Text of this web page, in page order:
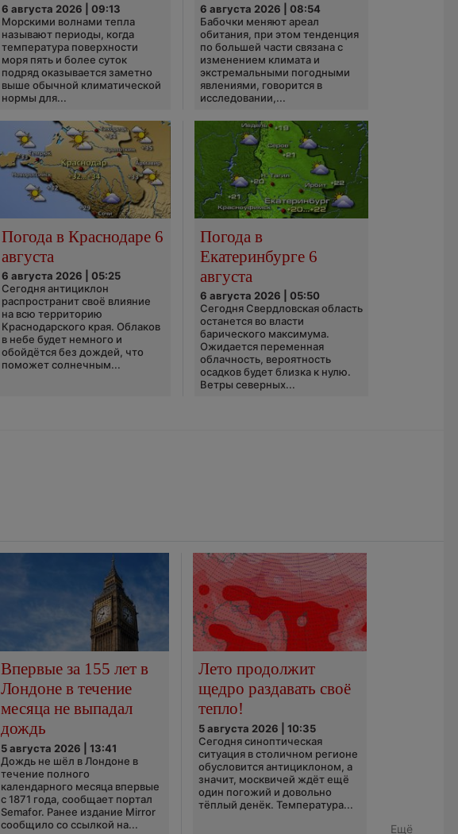
6 августа 2026 | 09:13
Морскими волнами тепла
называют периоды, когда
температура поверхности
моря пять и более суток
подряд оказывается заметно
выше обычной климатической
нормы для...
6 августа 2026 | 08:54
Бабочки меняют ареал
обитания, при этом тенденция
по большей части связана с
изменением климата и
экстремальными погодными
явлениями, говорится в
исследовании,...
Погода в Краснодаре 6
августа
6 августа 2026 | 05:25
Сегодня антициклон
распространит своё влияние
на всю территорию
Краснодарского края. Облаков
в небе будет немного и
обойдётся без дождей, что
поможет солнечным...
Погода в
Екатеринбурге 6
августа
6 августа 2026 | 05:50
Сегодня Свердловская область
останется во власти
барического максимума.
Ожидается переменная
облачность, вероятность
осадков будет близка к нулю.
Ветры северных...
Впервые за 155 лет в
Лондоне в течение
месяца не выпадал
дождь
5 августа 2026 | 13:41
Дождь не шёл в Лондоне в
течение полного
календарного месяца впервые
с 1871 года, сообщает портал
Semafor. Ранее издание Mirror
сообщило со ссылкой на...
Лето продолжит
щедро раздавать своё
тепло!
5 августа 2026 | 10:35
Сегодня синоптическая
ситуация в столичном регионе
обусловится антициклоном, а
значит, москвичей ждёт ещё
один погожий и довольно
тёплый денёк. Температура...
Ещё